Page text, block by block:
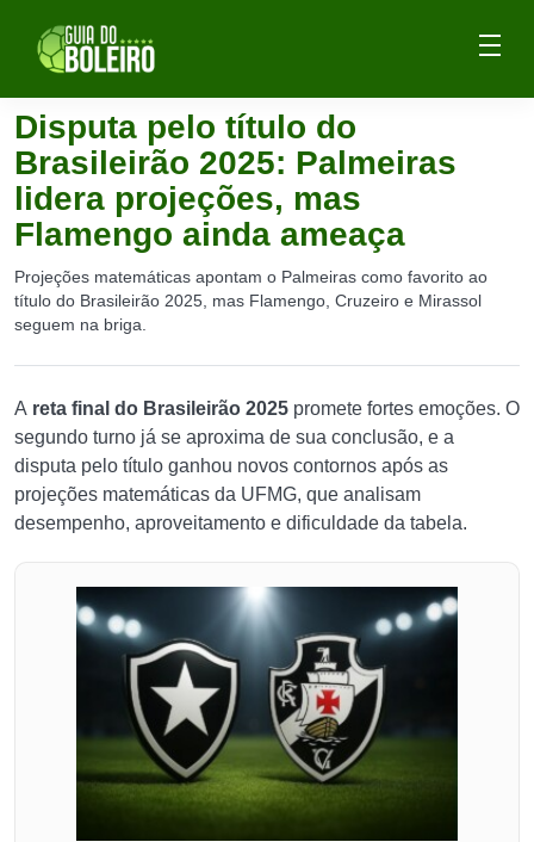
Disputa pelo título do
Brasileirão 2025: Palmeiras
lidera projeções, mas
Flamengo ainda ameaça
Projeções matemáticas apontam o Palmeiras como favorito ao
título do Brasileirão 2025, mas Flamengo, Cruzeiro e Mirassol
seguem na briga.
A reta final do Brasileirão 2025 promete fortes emoções. O
segundo turno já se aproxima de sua conclusão, e a
disputa pelo título ganhou novos contornos após as
projeções matemáticas da UFMG, que analisam
desempenho, aproveitamento e dificuldade da tabela.